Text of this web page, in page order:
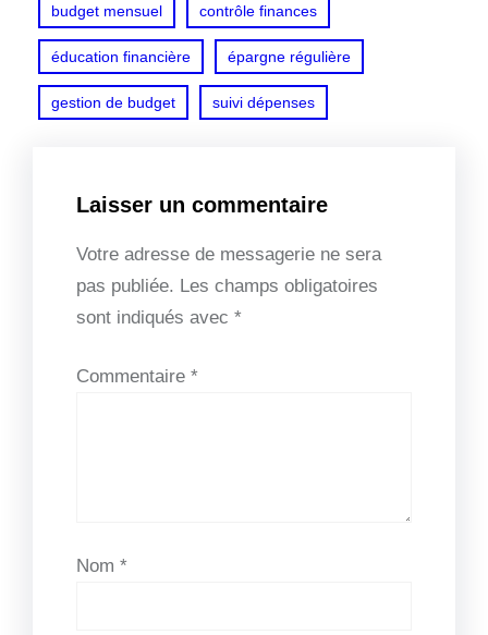
budget mensuel contrôle finances
éducation financière épargne régulière
gestion de budget suivi dépenses
Laisser un commentaire
Votre adresse de messagerie ne sera
pas publiée. Les champs obligatoires
sont indiqués avec *
Commentaire *
Nom *